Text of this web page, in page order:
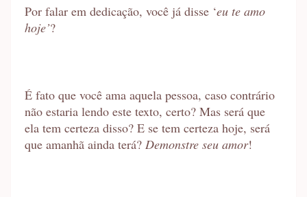
Por falar em dedicação, você já disse ‘eu te amo
hoje’?
É fato que você ama aquela pessoa, caso contrário
não estaria lendo este texto, certo? Mas será que
ela tem certeza disso? E se tem certeza hoje, será
que amanhã ainda terá? Demonstre seu amor!